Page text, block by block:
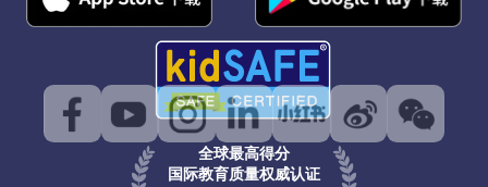
全球最高得分
国际教育质量权威认证